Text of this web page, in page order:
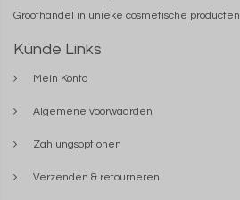
Groothandel in unieke cosmetische producten
Kunde Links
Mein Konto
Algemene voorwaarden
Zahlungsoptionen
Verzenden & retourneren